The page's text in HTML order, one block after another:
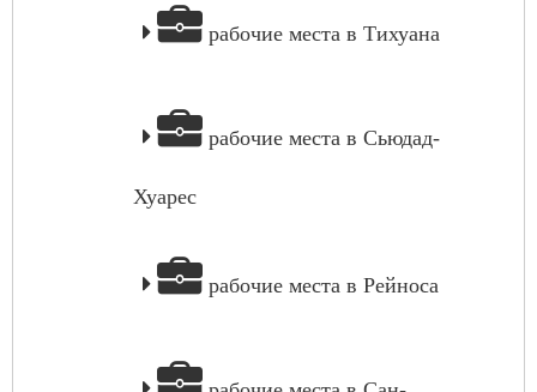
рабочие места в Тихуана
рабочие места в Сьюдад-
Хуарес
рабочие места в Рейноса